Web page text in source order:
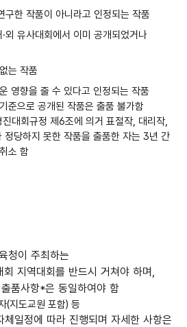
구한 작품이 아니라고 인정되는 작품
외 유사대회에서 이미 공개되었거나
는 작품
영향을 줄 수 있다고 인정되는 작품
준으로 공개된 작품은 출품 불가함
대회규정 제6조에 의거 표절작, 대리작,
정당하지 못한 작품을 출품한 자는 3년 간
소 함
청이 주최하는
회 지역대회를 반드시 거쳐야 하며,
품사항*은 동일하여야 함
(지도교원 포함) 등
체일정에 따라 진행되며 자세한 사항은